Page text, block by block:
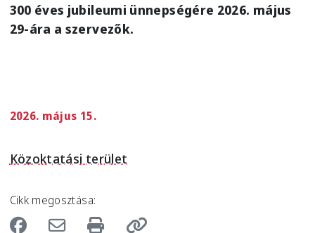
300 éves jubileumi ünnepségére 2026. május
29-ára a szervezők.
2026. május 15.
Közoktatási terület
Cikk megosztása: